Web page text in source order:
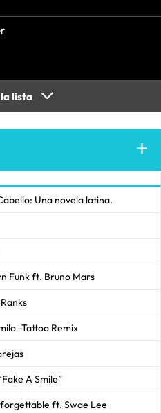
lista
Una novela latina.
Funk ft. Bruno Mars
-Tattoo Remix
A Smile”
ft. Swae Lee